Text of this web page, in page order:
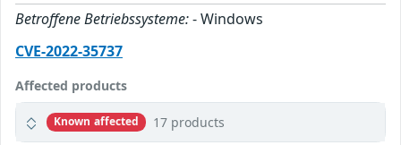
Betroffene Betriebssysteme:- Windows
CVE-2022-35737
Affected products
Known affected 17 products